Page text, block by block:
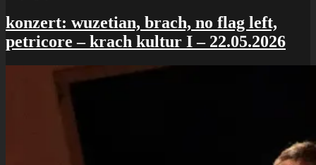
heihaizi
+
A9
25.05.2026
konzert: wuzetian, brach, no flag left,
petricore – krach kultur I – 22.05.2026